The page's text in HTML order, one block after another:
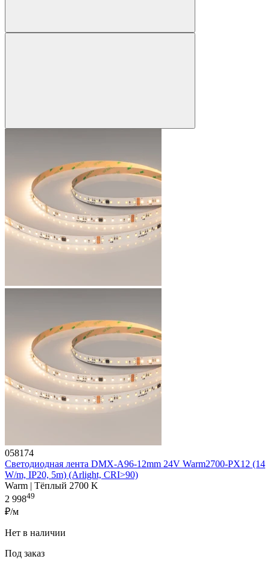
058174
Светодиодная лента DMX-A96-12mm 24V Warm2700-PX12 (14
W/m, IP20, 5m) (Arlight, CRI>90)
Warm | Тёплый 2700 K
2 99849
₽/м
Нет в наличии
Под заказ